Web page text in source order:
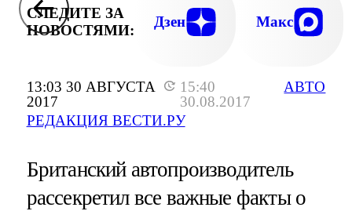
13:03 30 АВГУСТА
2017
15:40
30.08.2017
РЕДАКЦИЯ ВЕСТИ.РУ
АВТО
СЛЕДИТЕ ЗА
НОВОСТЯМИ:
Дзен Макс
Британский автопроизводитель
рассекретил все важные факты о